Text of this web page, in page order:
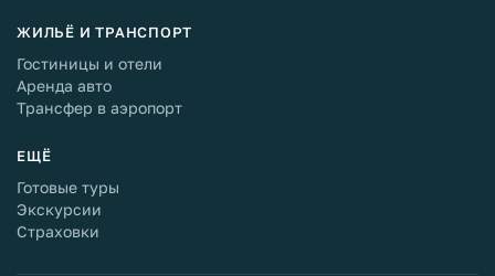
ЖИЛЬЁ И ТРАНСПОРТ
Гостиницы и отели
Аренда авто
Трансфер в аэропорт
ЕЩЁ
Готовые туры
Экскурсии
Страховки